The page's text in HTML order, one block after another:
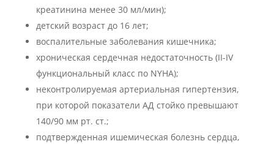
креатинина менее 30 мл/мин);
детский возраст до 16 лет;
воспалительные заболевания кишечника;
хроническая сердечная недостаточность (II-IV
функциональный класс по NYHA);
неконтролируемая артериальная гипертензия,
при которой показатели АД стойко превышают
140/90 мм рт. ст.;
подтвержденная ишемическая болезнь сердца,